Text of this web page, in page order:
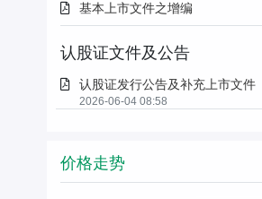
基本上市文件之增编
认股证文件及公告
认股证发行公告及补充上市文件
2026-06-04 08:58
价格走势